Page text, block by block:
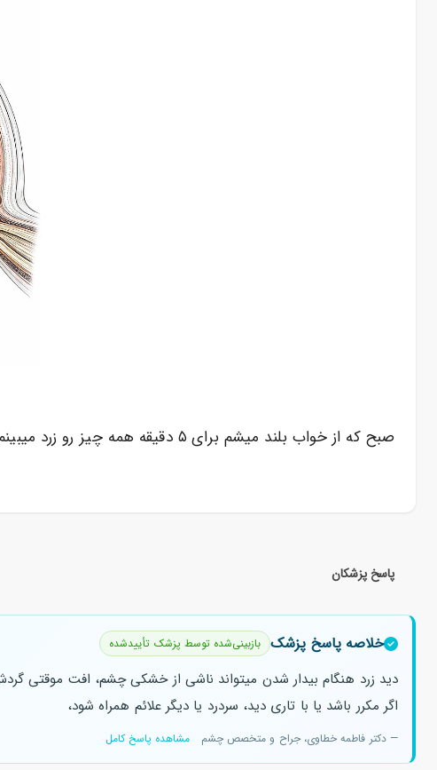
صبح که از خواب بلند میشم برای ۵ دقیقه همه چیز رو زرد میبینم ایا مشکلی هس
پاسخ پزشکان
خلاصه پاسخ پزشک بازبینی‌شده توسط پزشک تأییدشده
دید زرد هنگام بیدار شدن میتواند ناشی از خشکی چشم، افت موقتی
اگر مکرر باشد یا با تاری دید، سردرد یا دیگر علائم همراه شود،
— دکتر فاطمه خطاوی، جراح و متخصص چشم مشاهده پاسخ کامل